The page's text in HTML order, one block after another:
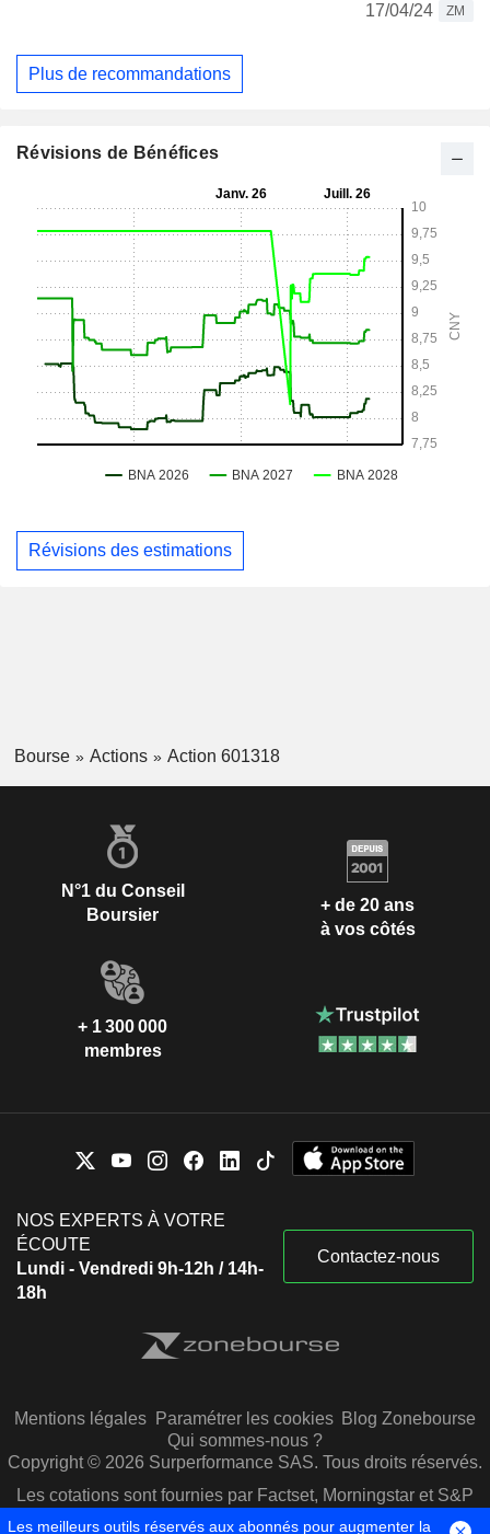
17/04/24
ZM
Plus de recommandations
Révisions de Bénéfices
Révisions des estimations
Bourse Actions Action 601318
N°1 du Conseil
Boursier
+ de 20 ans
à vos côtés
+ 1 300 000
membres
NOS EXPERTS À VOTRE
ÉCOUTE
Lundi - Vendredi 9h-12h / 14h-
18h
Contactez-nous
Mentions légales Paramétrer les cookies Blog Zonebourse
Qui sommes-nous ?
Copyright © 2026 Surperformance SAS. Tous droits réservés.
Les cotations sont fournies par Factset, Morningstar et S&P
Capital IQ
Les meilleurs outils réservés aux abonnés pour augmenter la